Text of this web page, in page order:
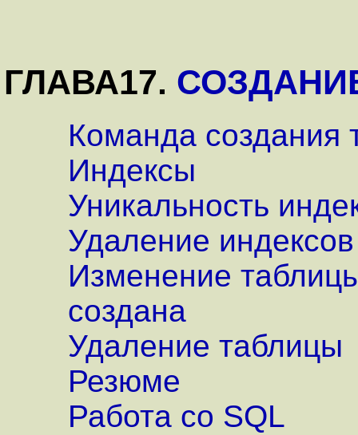
ГЛАВА17.
Команда создания
Индексы
Уникальность
Удаление индексов
Изменение
создана
Удаление таблицы
Резюме
Работа со SQL